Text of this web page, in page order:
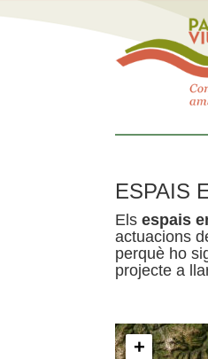
ESPAIS
Els espais
actuacions
perquè ho
projecte a
+